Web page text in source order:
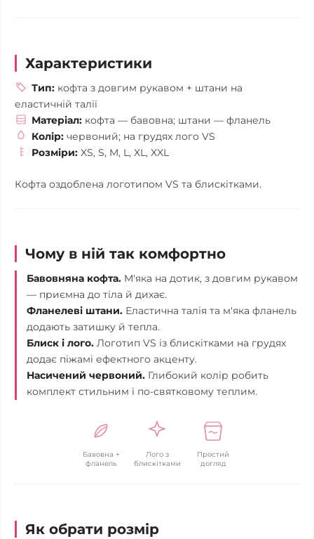
Характеристики
Тип: кофта з довгим рукавом + штани на
еластичній талії
Матеріал: кофта — бавовна; штани — фланель
Колір: червоний; на грудях лого VS
Розміри: XS, S, M, L, XL, XXL
Кофта оздоблена логотипом VS та блискітками.
Чому в ній так комфортно
Бавовняна кофта. М'яка на дотик, з довгим рукавом
— приємна до тіла й дихає.
Фланелеві штани. Еластична талія та м'яка фланель
додають затишку й тепла.
Блиск і лого. Логотип VS із блискітками на грудях
додає піжамі ефектного акценту.
Насичений червоний. Глибокий колір робить
комплект стильним і по-святковому теплим.
Бавовна +
фланель
Лого з
блискітками
Простий
догляд
Як обрати розмір